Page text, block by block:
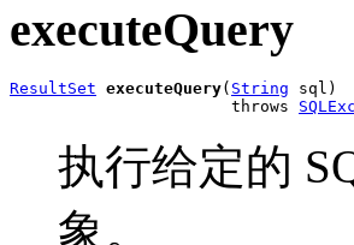
executeQuery
ResultSet executeQuery( String sql)
                       throws
执行给定的
象。